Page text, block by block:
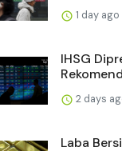
1 day ago
IHSG
2 days
Laba